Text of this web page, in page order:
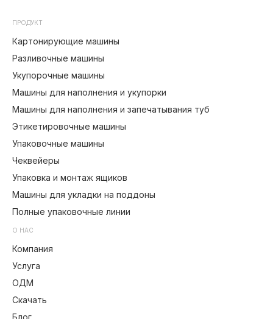
ПРОДУКТ
Картонирующие машины
Разливочные машины
Укупорочные машины
Машины для наполнения и укупорки
Машины для наполнения и запечатывания туб
Этикетировочные машины
Упаковочные машины
Чеквейеры
Упаковка и монтаж ящиков
Машины для укладки на поддоны
Полные упаковочные линии
О НАС
Компания
Услуга
ОДМ
Скачать